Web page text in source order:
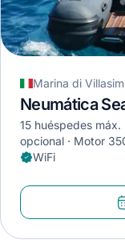
Marina di
Neumática
15 huéspedes máx.
opcional
Motor
WiFi